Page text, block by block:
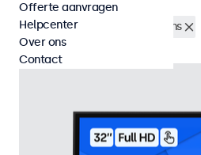
Inbouw 32 inch touchscreens
Offerte aanvragen
Helpcenter
Over ons
Contact